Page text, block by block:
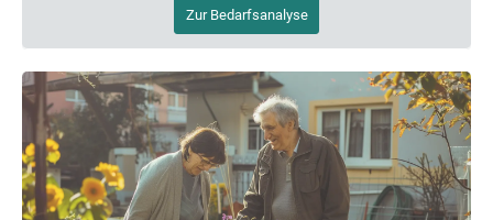
Zur Bedarfsanalyse